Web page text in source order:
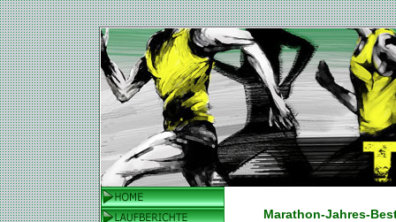
Marathon-Jahres-